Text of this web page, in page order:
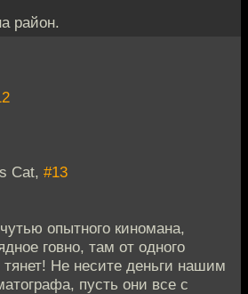
район.
Cat, #13
опытного киномана,
говно, там от одного
тянет! Не несите деньги нашим
пусть они все с